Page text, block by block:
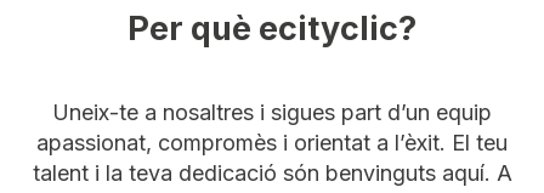
Per què ecityclic?
Uneix-te a nosaltres i sigues part d’un equip
apassionat, compromès i orientat a l’èxit. El teu
talent i la teva dedicació són benvinguts aquí. A